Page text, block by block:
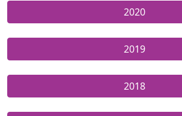
2020
2019
2018